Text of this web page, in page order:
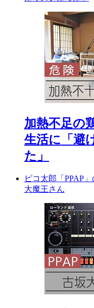
加熱不足の
生活に「避
た」
ピコ太郎「PPAP
大魔王さん